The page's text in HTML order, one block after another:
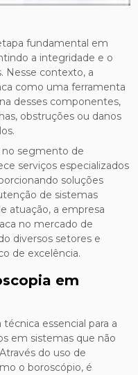
fundamental em
a integridade e o
Nesse contexto, a
como uma ferramenta
desses componentes,
obstruções ou danos
no segmento de
serviços especializados
soluções
de sistemas
atuação, a empresa
no mercado de
diversos setores e
de excelência.
em
essencial para a
em sistemas que não
do uso de
o boroscópio, é